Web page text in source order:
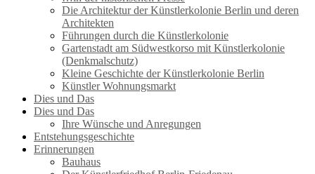
Die Architektur der Künstlerkolonie Berlin und deren
Architekten
Führungen durch die Künstlerkolonie
Gartenstadt am Südwestkorso mit Künstlerkolonie
(Denkmalschutz)
Kleine Geschichte der Künstlerkolonie Berlin
Künstler Wohnungsmarkt
Dies und Das
Dies und Das
Ihre Wünsche und Anregungen
Entstehungsgeschichte
Erinnerungen
Bauhaus